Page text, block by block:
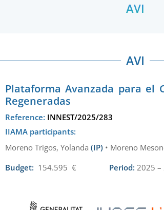
AVI
AVI
Plataforma Avanzada para el
Regeneradas
Reference: INNEST/2025/283
IIAMA participants:
Moreno Trigos, Yolanda (IP)• Moreno
Budget: 154.595 € Period: 2025 –